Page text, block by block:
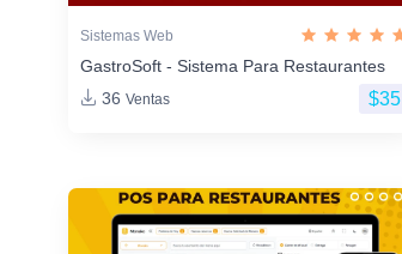
Sistemas Web
GastroSoft - Sistema Para Restaurantes
36 Ventas $35